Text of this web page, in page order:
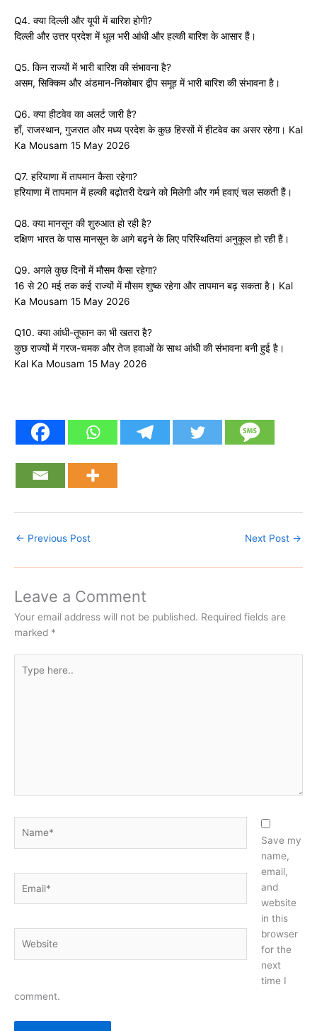
Q4. क्या दिल्ली और यूपी में बारिश होगी?
दिल्ली और उत्तर प्रदेश में धूल भरी आंधी और हल्की बारिश के आसार हैं।
Q5. किन राज्यों में भारी बारिश की संभावना है?
असम, सिक्किम और अंडमान-निकोबार द्वीप समूह में भारी बारिश की संभावना है।
Q6. क्या हीटवेव का अलर्ट जारी है?
हाँ, राजस्थान, गुजरात और मध्य प्रदेश के कुछ हिस्सों में हीटवेव का असर रहेगा। Kal
Ka Mousam 15 May 2026
Q7. हरियाणा में तापमान कैसा रहेगा?
हरियाणा में तापमान में हल्की बढ़ोतरी देखने को मिलेगी और गर्म हवाएं चल सकती हैं।
Q8. क्या मानसून की शुरुआत हो रही है?
दक्षिण भारत के पास मानसून के आगे बढ़ने के लिए परिस्थितियां अनुकूल हो रही हैं।
Q9. अगले कुछ दिनों में मौसम कैसा रहेगा?
16 से 20 मई तक कई राज्यों में मौसम शुष्क रहेगा और तापमान बढ़ सकता है। Kal
Ka Mousam 15 May 2026
Q10. क्या आंधी-तूफान का भी खतरा है?
कुछ राज्यों में गरज-चमक और तेज हवाओं के साथ आंधी की संभावना बनी हुई है।
Kal Ka Mousam 15 May 2026
← Previous Post Next Post →
Leave a Comment
Your email address will not be published. Required fields are
marked *
here..
Save my
name,
email,
and
website
in this
browser
for the
next
time I
comment.